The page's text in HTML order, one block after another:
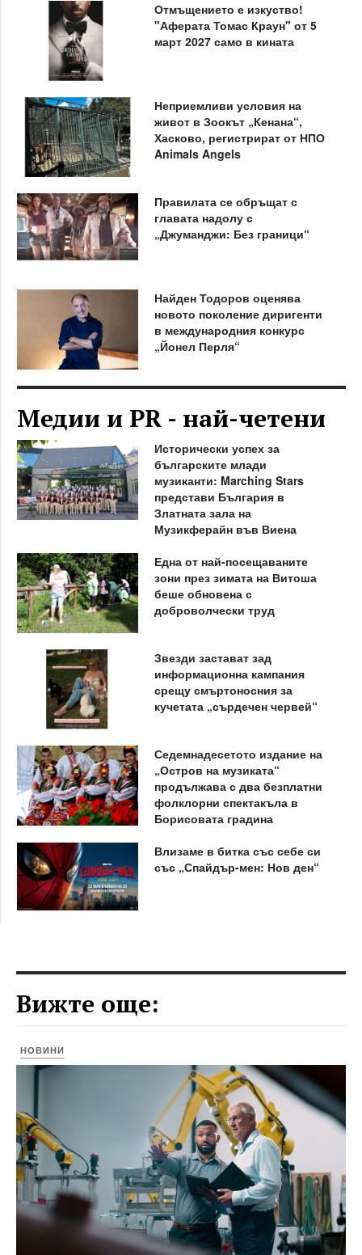
Отмъщението е изкуство!
"Аферата Томас Краун" от 5
март 2027 само в кината
Неприемливи условия на
живот в Зоокът „Кенана“,
Хасково, регистрират от НПО
Animals Angels
Правилата се обръщат с
главата надолу с
„Джуманджи: Без граници“
Найден Тодоров оценява
новото поколение диригенти
в международния конкурс
„Йонел Перля“
Медии и PR - най-четени
Исторически успех за
българските млади
музиканти: Marching Stars
представи България в
Златната зала на
Музикферайн във Виена
Една от най-посещаваните
зони през зимата на Витоша
беше обновена с
доброволчески труд
Звезди застават зад
информационна кампания
срещу смъртоносния за
кучетата „сърдечен червей“
Седемнадесетото издание на
„Остров на музиката“
продължава с два безплатни
фолклорни спектакъла в
Борисовата градина
Влизаме в битка със себе си
със „Спайдър-мен: Нов ден“
Вижте още:
НОВИНИ